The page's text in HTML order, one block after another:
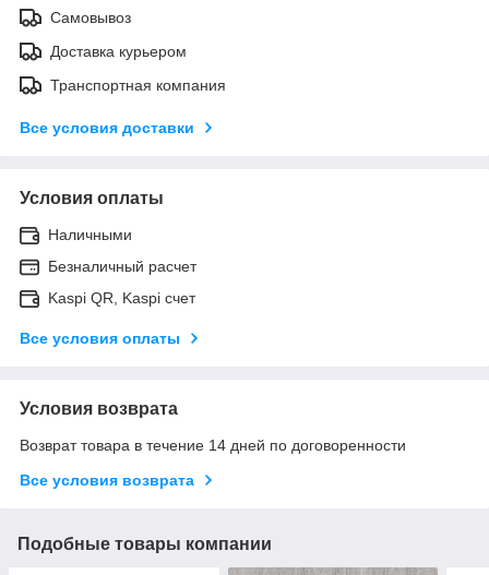
Самовывоз
Доставка курьером
Транспортная компания
Все условия доставки
Условия оплаты
Наличными
Безналичный расчет
Kaspi QR, Kaspi счет
Все условия оплаты
Условия возврата
Возврат товара в течение 14 дней по договоренности
Все условия возврата
Подобные товары компании